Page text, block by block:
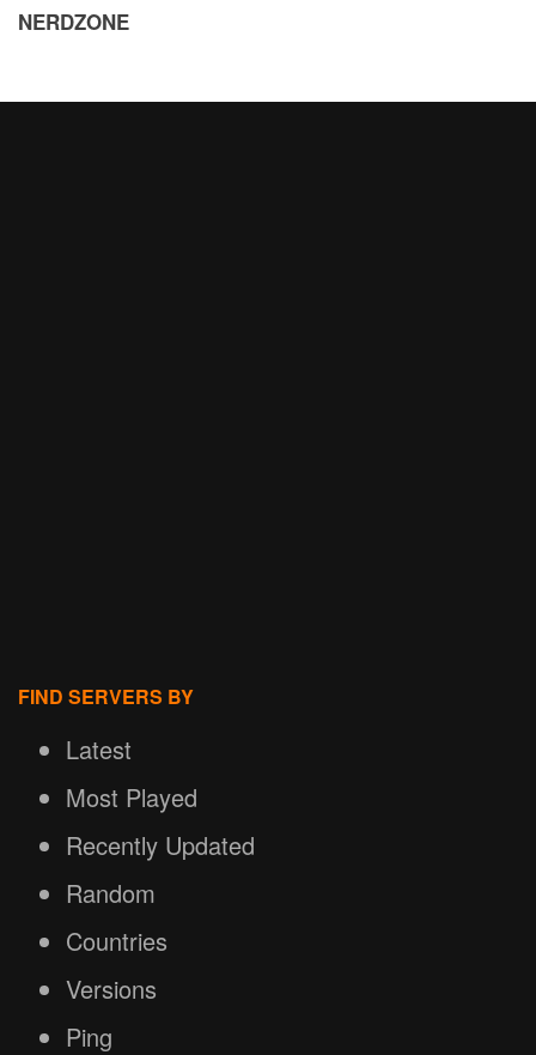
NERDZONE
FIND SERVERS BY
Latest
Most Played
Recently Updated
Random
Countries
Versions
Ping